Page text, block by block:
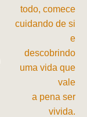
todo, comece
cuidando de si
e
descobrindo
uma vida que
vale
a pena ser
vivida.